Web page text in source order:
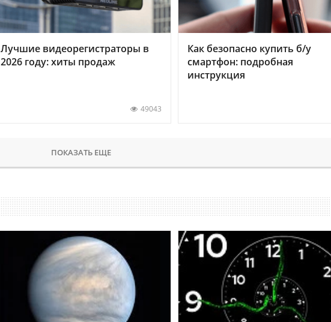
Лучшие видеорегистраторы в
2026 году: хиты продаж
49043
Как безопасно купить б/у
смартфон: подробная
инструкция
ПОКАЗАТЬ ЕЩЕ